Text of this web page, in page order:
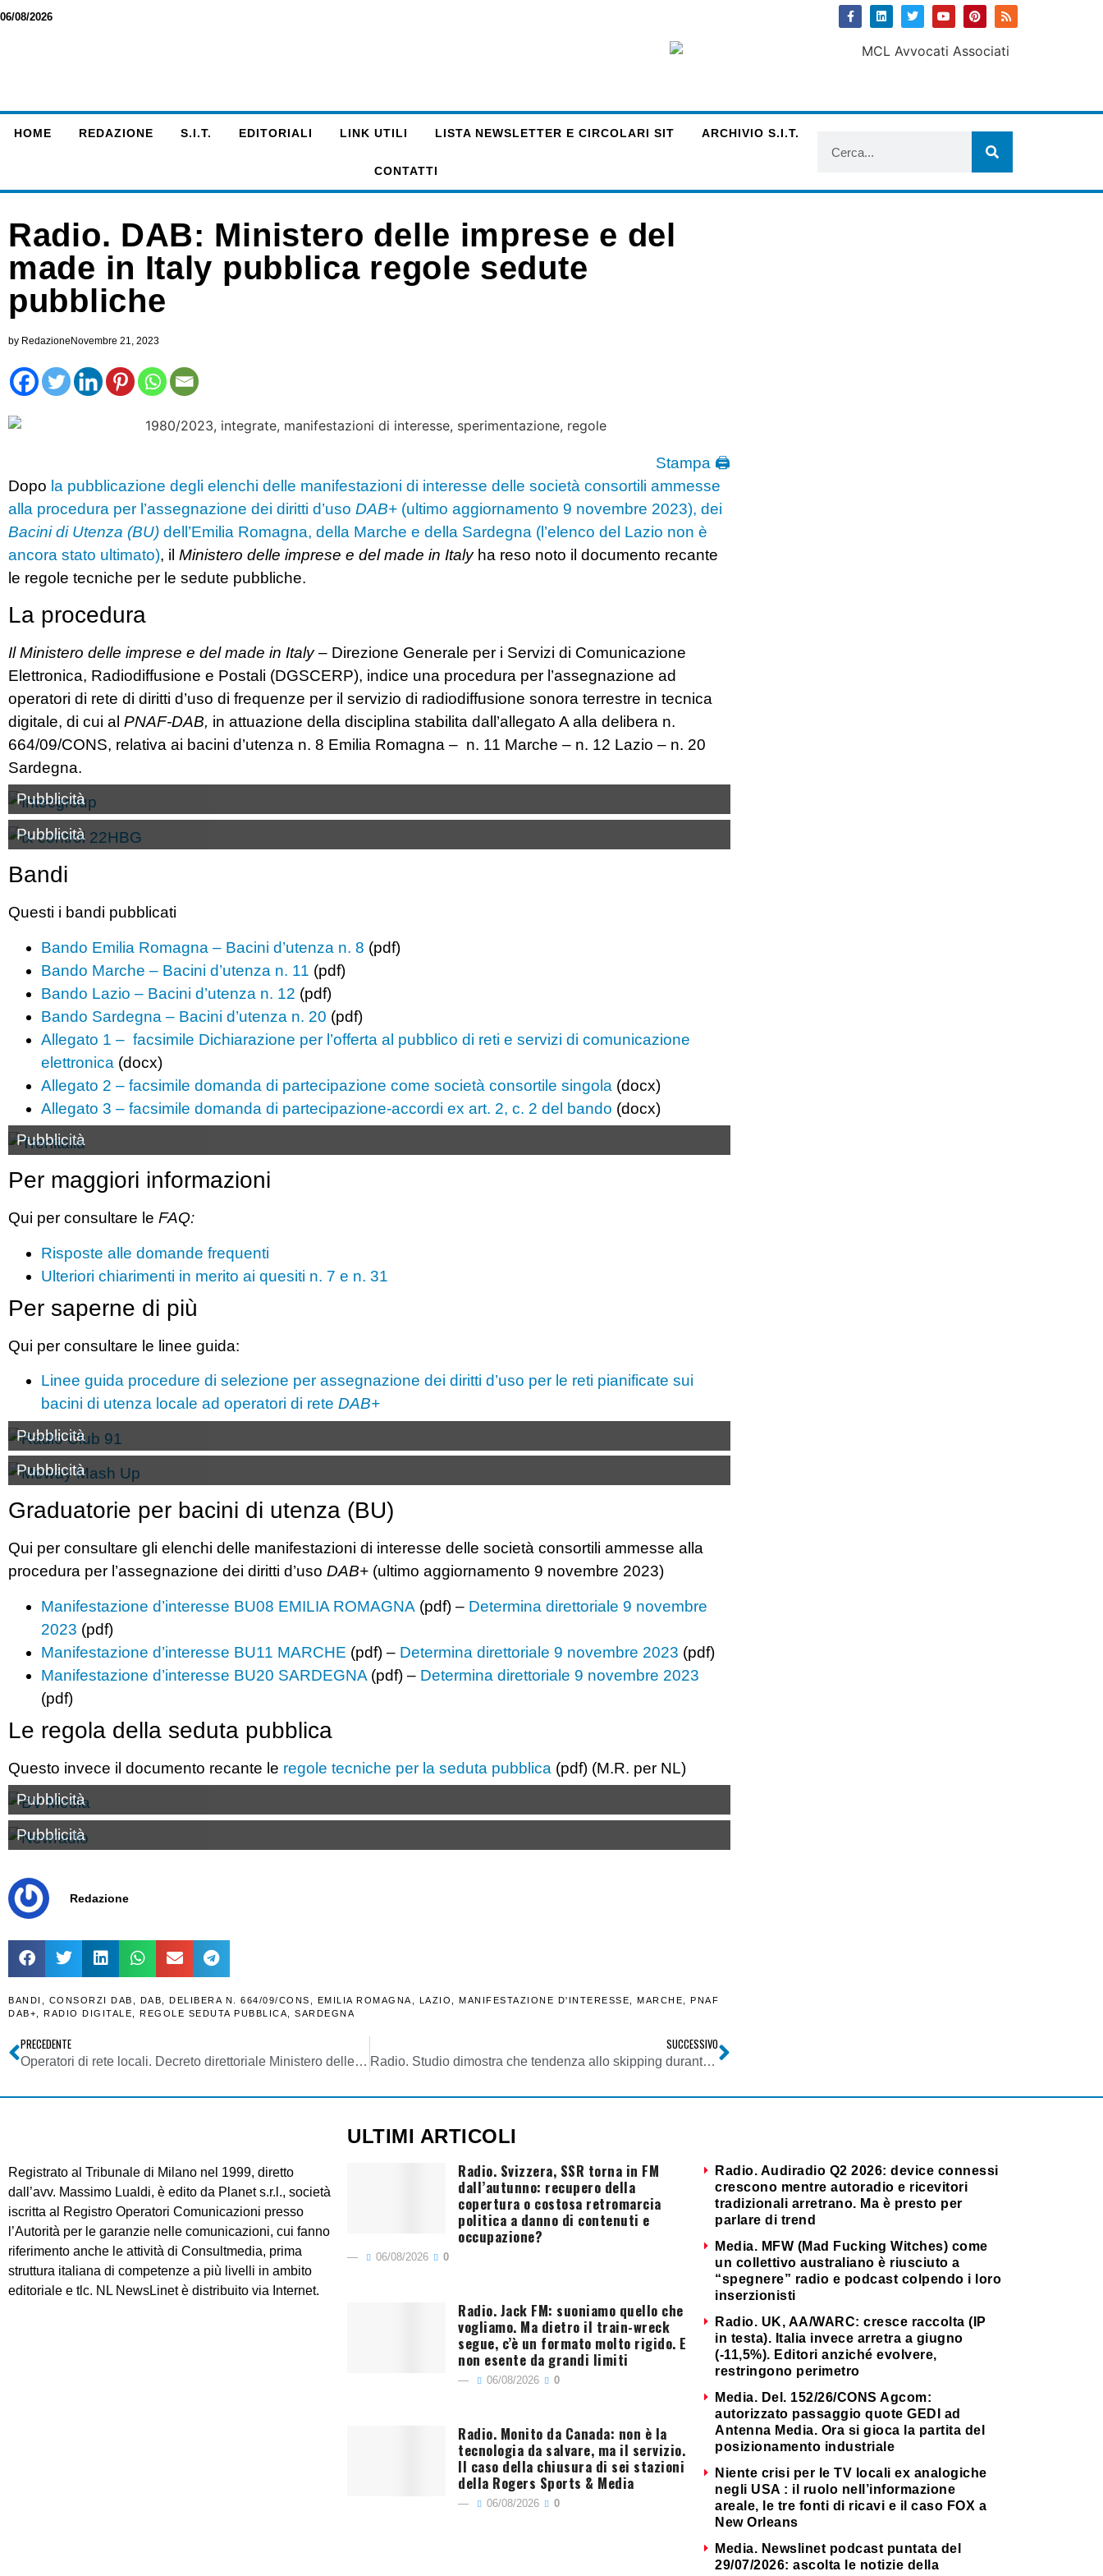
06/08/2026
HOME REDAZIONE S.I.T. EDITORIALI LINK UTILI LISTA NEWSLETTER E CIRCOLARI SIT ARCHIVIO S.I.T.
CONTATTI
Radio. DAB: Ministero delle imprese e del
made in Italy pubblica regole sedute
pubbliche
by Redazione Novembre 21, 2023
Stampa 🖨
Dopo la pubblicazione degli elenchi delle manifestazioni di interesse delle società consortili ammesse
alla procedura per l’assegnazione dei diritti d’uso DAB+ (ultimo aggiornamento 9 novembre 2023), dei
Bacini di Utenza (BU) dell’Emilia Romagna, della Marche e della Sardegna (l’elenco del Lazio non è
ancora stato ultimato), il Ministero delle imprese e del made in Italyha reso noto il documento recante
le regole tecniche per le sedute pubbliche.
La procedura
Il Ministero delle imprese e del made in Italy– Direzione Generale per i Servizi di Comunicazione
Elettronica, Radiodiffusione e Postali (DGSCERP), indice una procedura per l’assegnazione ad
operatori di rete di diritti d’uso di frequenze per il servizio di radiodiffusione sonora terrestre in tecnica
digitale, di cui al PNAF-DAB, in attuazione della disciplina stabilita dall’allegato A alla delibera n.
664/09/CONS, relativa ai bacini d’utenza n. 8 Emilia Romagna – n. 11 Marche – n. 12 Lazio – n. 20
Sardegna.
Pubblicità
Pubblicità
Bandi
Questi i bandi pubblicati
Bando Emilia Romagna – Bacini d’utenza n. 8 (pdf)
Bando Marche – Bacini d’utenza n. 11 (pdf)
Bando Lazio – Bacini d’utenza n. 12 (pdf)
Bando Sardegna – Bacini d’utenza n. 20 (pdf)
Allegato 1 – facsimile Dichiarazione per l’offerta al pubblico di reti e servizi di comunicazione
elettronica (docx)
Allegato 2 – facsimile domanda di partecipazione come società consortile singola (docx)
Allegato 3 – facsimile domanda di partecipazione-accordi ex art. 2, c. 2 del bando (docx)
Pubblicità
Per maggiori informazioni
Qui per consultare le FAQ:
Risposte alle domande frequenti
Ulteriori chiarimenti in merito ai quesiti n. 7 e n. 31
Per saperne di più
Qui per consultare le linee guida:
Linee guida procedure di selezione per assegnazione dei diritti d’uso per le reti pianificate sui
bacini di utenza locale ad operatori di rete DAB+
Pubblicità
Pubblicità
Graduatorie per bacini di utenza (BU)
Qui per consultare gli elenchi delle manifestazioni di interesse delle società consortili ammesse alla
procedura per l’assegnazione dei diritti d’uso DAB+ (ultimo aggiornamento 9 novembre 2023)
Manifestazione d’interesse BU08 EMILIA ROMAGNA (pdf) – Determina direttoriale 9 novembre
2023 (pdf)
Manifestazione d’interesse BU11 MARCHE (pdf) – Determina direttoriale 9 novembre 2023 (pdf)
Manifestazione d’interesse BU20 SARDEGNA (pdf) – Determina direttoriale 9 novembre 2023
(pdf)
Le regola della seduta pubblica
Questo invece il documento recante le regole tecniche per la seduta pubblica (pdf) (M.R. per NL)
Pubblicità
Pubblicità
Redazione
BANDI CONSORZI DAB DAB DELIBERA N. 664/09/CONS EMILIA ROMAGNA LAZIO MANIFESTAZIONE D'INTERESSE MARCHE
PNAF
DAB+
RADIO DIGITALE REGOLE SEDUTA PUBBLICA SARDEGNA
PRECEDENTE
Operatori di rete locali. Decreto direttoriale Ministero delle imprese e del made in Italy 20/11/2023. Indennizzi operatori di rete locali
SUCCESSIVO
Radio. Studio dimostra che tendenza allo skipping durante gli annunci pubblicitari radiofonici è di molto inferiore rispetto allo streaming
Registrato al Tribunale di Milano nel 1999, diretto
dall’avv. Massimo Lualdi, è edito da Planet s.r.l., società
iscritta al Registro Operatori Comunicazioni presso
l’Autorità per le garanzie nelle comunicazioni, cui fanno
riferimento anche le attività di Consultmedia, prima
struttura italiana di competenze a più livelli in ambito
editoriale e tlc. NL NewsLinet è distribuito via Internet.
ULTIMI ARTICOLI
Radio. Svizzera, SSR torna in FM
dall’autunno: recupero della
copertura o costosa retromarcia
politica a danno di contenuti e
occupazione?
06/08/2026 0
Radio. Jack FM: suoniamo quello che
vogliamo. Ma dietro il train-wreck
segue, c’è un formato molto rigido. E
non esente da grandi limiti
06/08/2026 0
Radio. Monito da Canada: non è la
tecnologia da salvare, ma il servizio.
Il caso della chiusura di sei stazioni
della Rogers Sports & Media
06/08/2026 0
Radio. Audiradio Q2 2026: device connessi
crescono mentre autoradio e ricevitori
tradizionali arretrano. Ma è presto per
parlare di trend
Media. MFW (Mad Fucking Witches) come
un collettivo australiano è riusciuto a
“spegnere” radio e podcast colpendo i loro
inserzionisti
Radio. UK, AA/WARC: cresce raccolta (IP
in testa). Italia invece arretra a giugno
(-11,5%). Editori anziché evolvere,
restringono perimetro
Media. Del. 152/26/CONS Agcom:
autorizzato passaggio quote GEDI ad
Antenna Media. Ora si gioca la partita del
posizionamento industriale
Niente crisi per le TV locali ex analogiche
negli USA : il ruolo nell’informazione
areale, le tre fonti di ricavi e il caso FOX a
New Orleans
Media. Newslinet podcast puntata del
29/07/2026: ascolta le notizie della